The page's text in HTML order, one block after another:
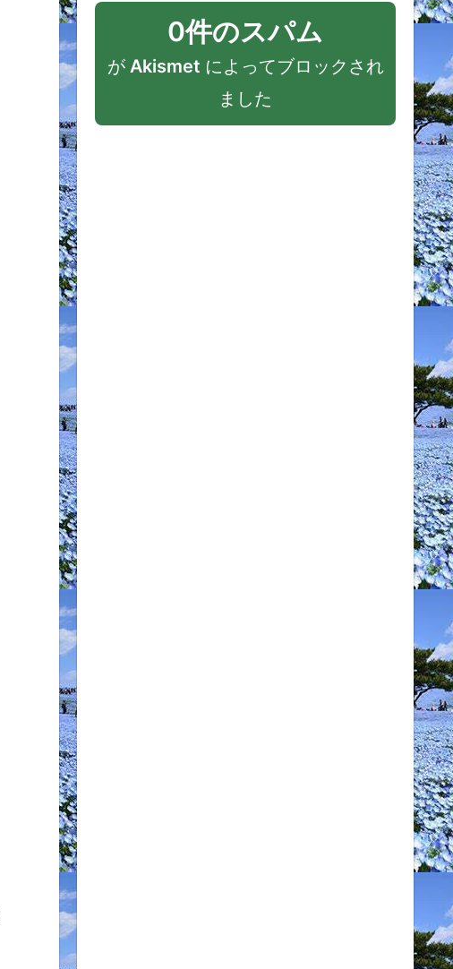
0件のスパム
が Akismet によってブロックされ
ました